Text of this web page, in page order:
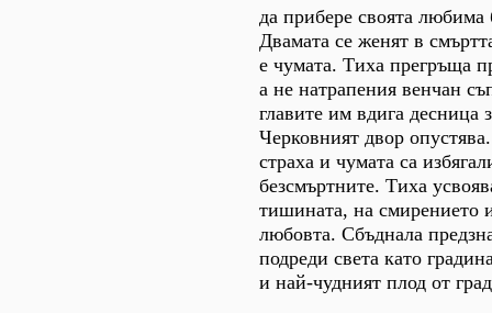
да прибере своята любима
Двамата се женят в
е чумата. Тиха прегръща
а не натрапения венчан
главите им вдига десница
Черковният двор
страха и чумата са
безсмъртните. Тиха
тишината, на смирението
любовта. Сбъднала
подреди света като
и най-чудният плод от